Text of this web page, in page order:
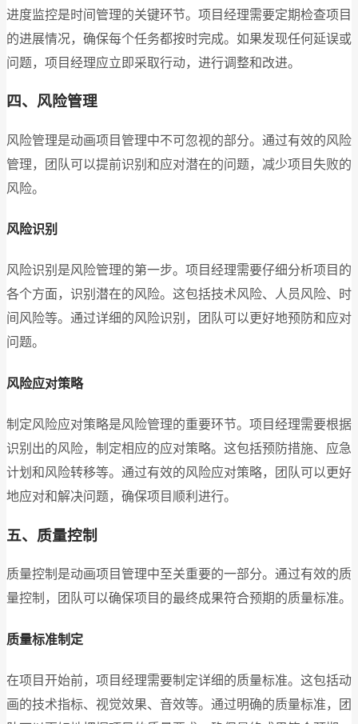
进度监控是时间管理的关键环节。项目经理需要定期检查项目
的进展情况，确保每个任务都按时完成。如果发现任何延误或
问题，项目经理应立即采取行动，进行调整和改进。
四、风险管理
风险管理是动画项目管理中不可忽视的部分。通过有效的风险
管理，团队可以提前识别和应对潜在的问题，减少项目失败的
风险。
风险识别
风险识别是风险管理的第一步。项目经理需要仔细分析项目的
各个方面，识别潜在的风险。这包括技术风险、人员风险、时
间风险等。通过详细的风险识别，团队可以更好地预防和应对
问题。
风险应对策略
制定风险应对策略是风险管理的重要环节。项目经理需要根据
识别出的风险，制定相应的应对策略。这包括预防措施、应急
计划和风险转移等。通过有效的风险应对策略，团队可以更好
地应对和解决问题，确保项目顺利进行。
五、质量控制
质量控制是动画项目管理中至关重要的一部分。通过有效的质
量控制，团队可以确保项目的最终成果符合预期的质量标准。
质量标准制定
在项目开始前，项目经理需要制定详细的质量标准。这包括动
画的技术指标、视觉效果、音效等。通过明确的质量标准，团